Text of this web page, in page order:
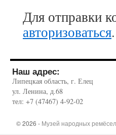
Для отправки
авторизоваться.
Наш адрес:
Липецкая область, г. Елец
ул. Ленина, д.68
тел: +7 (47467) 4-92-02
© 2026 - Музей народных